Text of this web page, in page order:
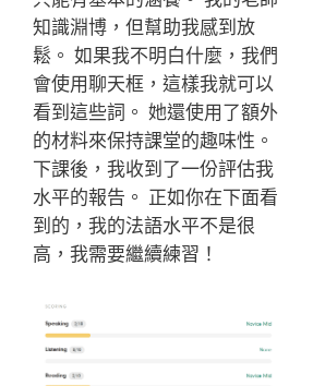
知識淵博，但幫助我感到放
鬆。 如果我不明白什麼，我們
會使用聊天框，這樣我就可以
看到這些詞。 她還使用了額外
的材料來保持課堂的趣味性。
下課後，我收到了一份評估我
水平的報告。 正如你在下面看
到的，我的法語水平不是很
高，我需要繼續練習！